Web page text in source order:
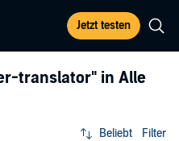
Jetzt testen
translator" in Alle
Beliebt Filter